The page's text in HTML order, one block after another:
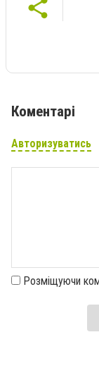
Коментарі
Авторизуватись
Розміщуючи